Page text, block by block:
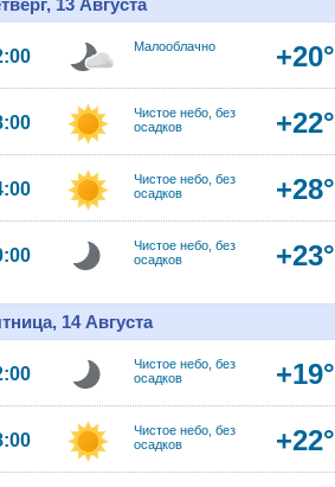
13 Августа
Малооблачно +20°
Чистое небо, без
осадков
+22°
Чистое небо, без
осадков
+28°
Чистое небо, без
осадков
+23°
14 Августа
Чистое небо, без
осадков
+19°
Чистое небо, без
осадков
+22°